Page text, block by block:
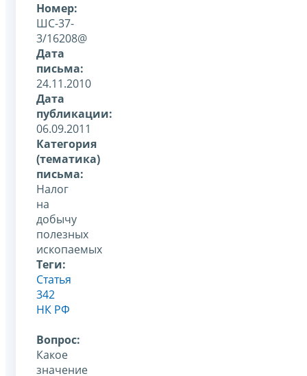
Номер:
ШС-37-
3/16208@
Дата
письма:
24.11.2010
Дата
публикации:
06.09.2011
Категория
(тематика)
письма:
Налог
на
добычу
полезных
ископаемых
Теги:
Статья
342
НК РФ
Вопрос:
Какое
значение